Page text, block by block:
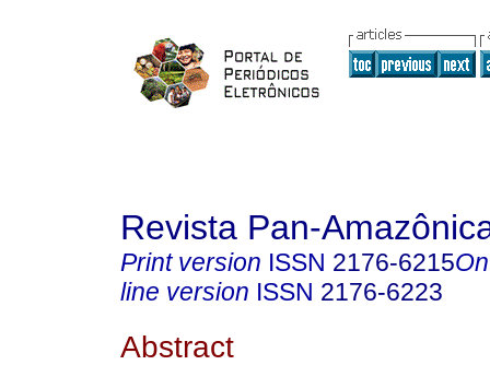
Revista Pan-
Print version ISSN 2176-6215
line version ISSN 2176-6223
Abstract